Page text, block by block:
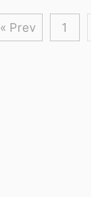
« Prev 1